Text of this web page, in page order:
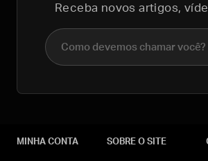
Receba novos artigos,
Nome completo
MINHA CONTA SOBRE O SITE